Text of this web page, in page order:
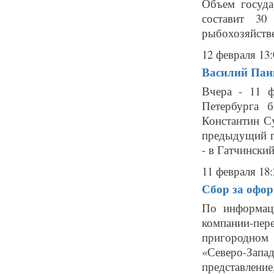
Объем
составит
12 февраля
Василий
Вчера - 11
Петербурга
Константин
предыдущий
- в
11 февраля
Сбор за
По
компании-
«Северо-